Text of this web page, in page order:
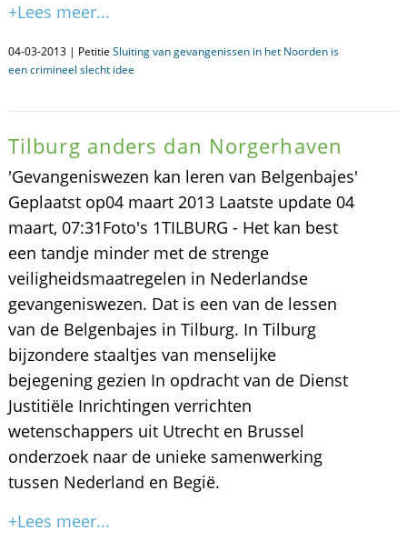
+Lees meer...
04-03-2013 | Petitie Sluiting van gevangenissen in het Noorden is
een crimineel slecht idee
Tilburg anders dan Norgerhaven
'Gevangeniswezen kan leren van Belgenbajes'
Geplaatst op04 maart 2013 Laatste update 04
maart, 07:31Foto's 1TILBURG - Het kan best
een tandje minder met de strenge
veiligheidsmaatregelen in Nederlandse
gevangeniswezen. Dat is een van de lessen
van de Belgenbajes in Tilburg. In Tilburg
bijzondere staaltjes van menselijke
bejegening gezien In opdracht van de Dienst
Justitiële Inrichtingen verrichten
wetenschappers uit Utrecht en Brussel
onderzoek naar de unieke samenwerking
tussen Nederland en Begië.
+Lees meer...